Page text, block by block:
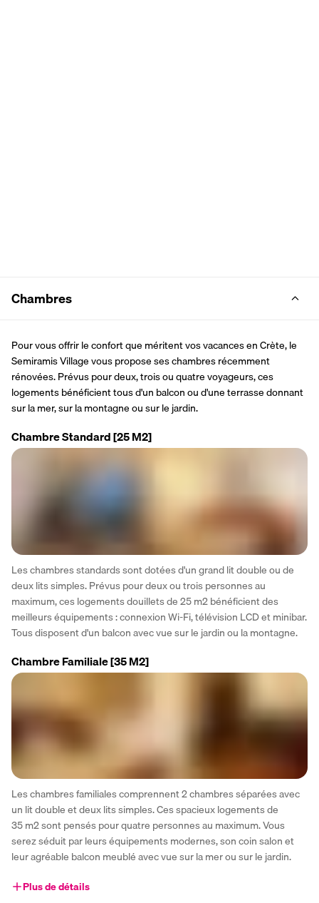
Chambres
Pour vous offrir le confort que méritent vos vacances en Crète, le
Semiramis Village vous propose ses chambres récemment
rénovées. Prévus pour deux, trois ou quatre voyageurs, ces
logements bénéficient tous d'un balcon ou d'une terrasse donnant
sur la mer, sur la montagne ou sur le jardin.
Chambre Standard[25 M2]
Les chambres standards sont dotées d'un grand lit double ou de
deux lits simples. Prévus pour deux ou trois personnes au
maximum, ces logements douillets de 25 m2 bénéficient des
meilleurs équipements : connexion Wi-Fi, télévision LCD et minibar.
Tous disposent d'un balcon avec vue sur le jardin ou la montagne.
Chambre Familiale[35 M2]
Les chambres familiales comprennent 2 chambres séparées avec
un lit double et deux lits simples. Ces spacieux logements de
35 m2 sont pensés pour quatre personnes au maximum. Vous
serez séduit par leurs équipements modernes, son coin salon et
leur agréable balcon meublé avec vue sur la mer ou sur le jardin.
Plus de détails